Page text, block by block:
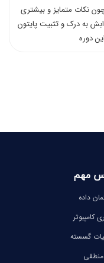
نکات متمایز و بیشتری
به درک و تثبیت پایتون
مهم
داده
کامپیوتر
گسسته
منطقی